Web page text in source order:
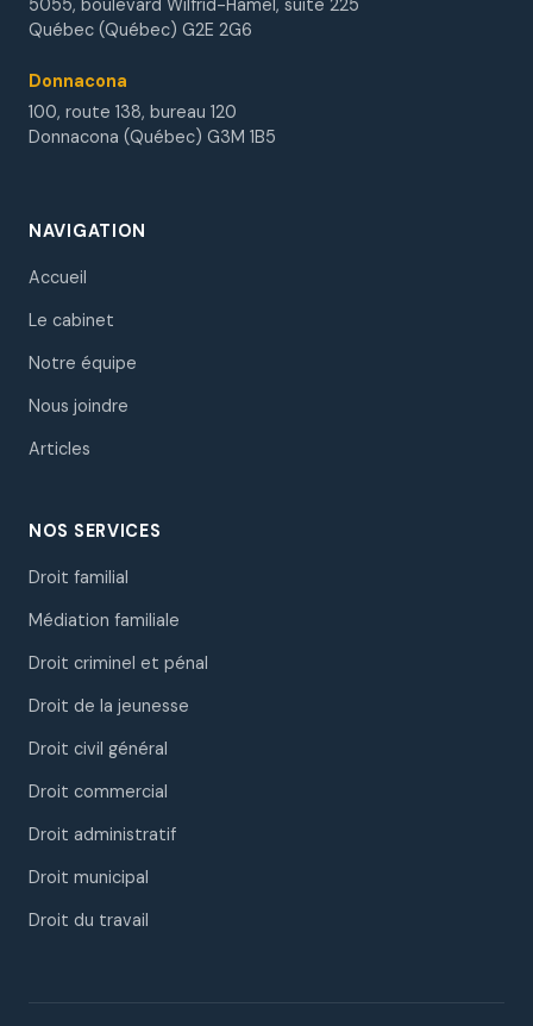
5055, boulevard Wilfrid-Hamel, suite 225
Québec (Québec) G2E 2G6
Donnacona
100, route 138, bureau 120
Donnacona (Québec) G3M 1B5
NAVIGATION
Accueil
Le cabinet
Notre équipe
Nous joindre
Articles
NOS SERVICES
Droit familial
Médiation familiale
Droit criminel et pénal
Droit de la jeunesse
Droit civil général
Droit commercial
Droit administratif
Droit municipal
Droit du travail